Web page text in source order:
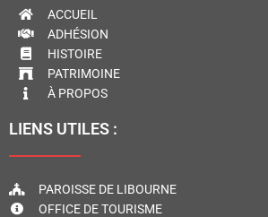
ACCUEIL
ADHÉSION
HISTOIRE
PATRIMOINE
À PROPOS
LIENS UTILES :
PAROISSE DE LIBOURNE
OFFICE DE TOURISME